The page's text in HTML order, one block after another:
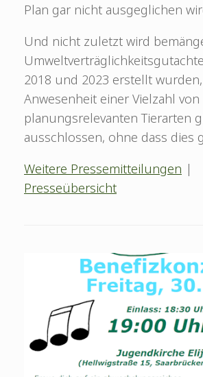
Plan gar nicht ausgeglichen
Und nicht zuletzt wird
2018 und 2023 erstellt
Anwesenheit einer Vielzahl von
planungsrelevanten Tierarten
ausschlossen, ohne dass dies
Weitere Pressemitteilungen |
Presseübersicht